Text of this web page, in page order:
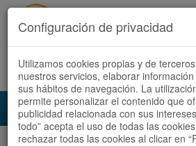
Acceder Registrate ahora
Audioruta Todas las rutas
Configuración de privacidad
Utilizamos cookies propias y de
nuestros servicios, elaborar
sus hábitos de navegación. La
permite personalizar el contenido que
publicidad relacionada con sus
todo” acepta el uso de todas las
rechazar todas las cookies al clicar en